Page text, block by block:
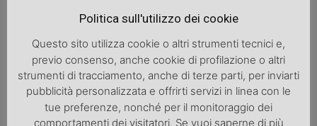
ARTICOLI CORRELATI ALTRO DALL'AUTORE
Le proprietà benefiche del CBD
Politica sull'utilizzo dei cookie
Questo sito utilizza cookie o altri strumenti tecnici e,
previo consenso, anche cookie di profilazione o altri
strumenti di tracciamento, anche di terze parti, per inviarti
pubblicità personalizzata e offrirti servizi in linea con le
tue preferenze, nonché per il monitoraggio dei
comportamenti dei visitatori. Se vuoi saperne di più